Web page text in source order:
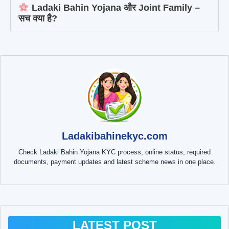
Ladaki Bahin Yojana और Joint Family –
सच क्या है?
Ladakibahinekyc.com
Check Ladaki Bahin Yojana KYC process, online status, required
documents, payment updates and latest scheme news in one place.
LATEST POST